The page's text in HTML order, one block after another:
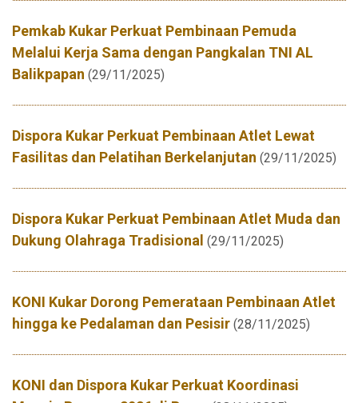
Pemkab Kukar Perkuat Pembinaan Pemuda
Melalui Kerja Sama dengan Pangkalan TNI AL
Balikpapan (29/11/2025)
Dispora Kukar Perkuat Pembinaan Atlet Lewat
Fasilitas dan Pelatihan Berkelanjutan (29/11/2025)
Dispora Kukar Perkuat Pembinaan Atlet Muda dan
Dukung Olahraga Tradisional (29/11/2025)
KONI Kukar Dorong Pemerataan Pembinaan Atlet
hingga ke Pedalaman dan Pesisir (28/11/2025)
KONI dan Dispora Kukar Perkuat Koordinasi